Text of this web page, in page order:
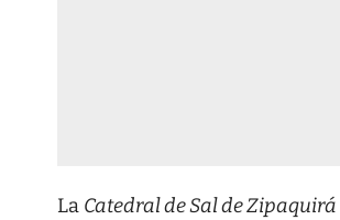
La Catedral de Sal de Zipaquirá